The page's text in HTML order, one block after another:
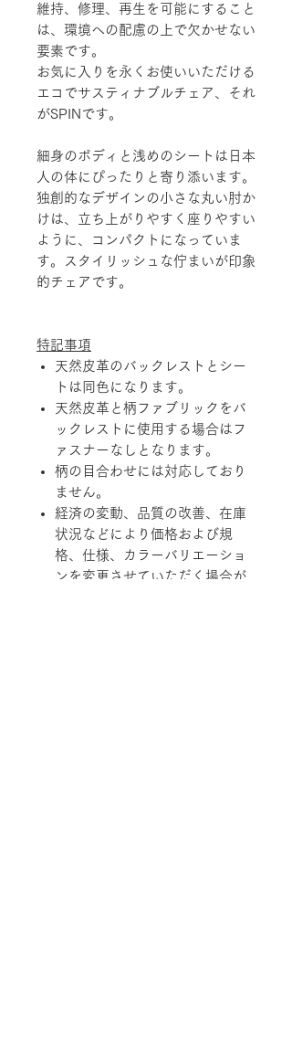
維持、修理、再生を可能にすること
は、環境への配慮の上で欠かせない
要素です。
お気に入りを永くお使いいただける
エコでサスティナブルチェア、それ
がSPINです。
細身のボディと浅めのシートは日本
人の体にぴったりと寄り添います。
独創的なデザインの小さな丸い肘か
けは、立ち上がりやすく座りやすい
ように、コンパクトになっていま
す。スタイリッシュな佇まいが印象
的チェアです。
特記事項
天然皮革のバックレストとシー
トは同色になります。
天然皮革と柄ファブリックをバ
ックレストに使用する場合はフ
ァスナーなしとなります。
柄の目合わせには対応しており
ません。
経済の変動、品質の改善、在庫
状況などにより価格および規
格、仕様、カラーバリエーショ
ンを変更させていただく場合が